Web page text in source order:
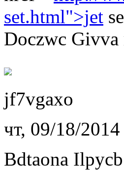
set.html">jet
Doczwc Givva
jf7vgaxo
чт, 09/18/
Bdtaona